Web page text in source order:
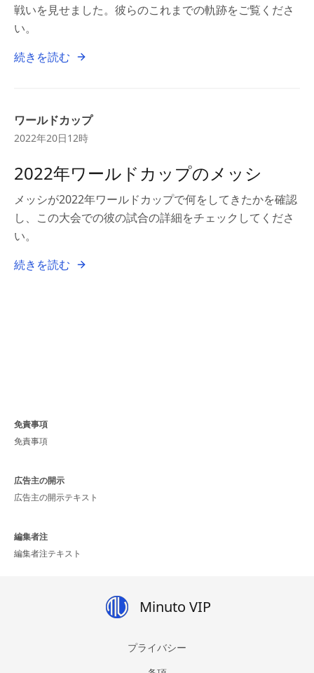
戦いを見せました。彼らのこれまでの軌跡をご覧くださ
い。
続きを読む
ワールドカップ
2022年20日12時
2022年ワールドカップのメッシ
メッシが2022年ワールドカップで何をしてきたかを確認
し、この大会での彼の試合の詳細をチェックしてくださ
い。
続きを読む
免責事項
免責事項
広告主の開示
広告主の開示テキスト
編集者注
編集者注テキスト
Minuto VIP
プライバシー